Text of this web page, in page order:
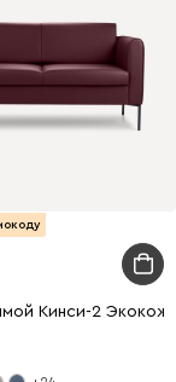
Кинси-2